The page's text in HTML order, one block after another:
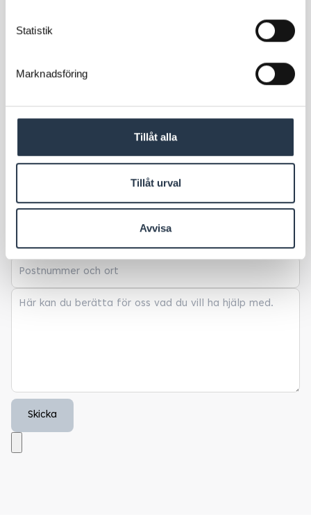
Statistik
Marknadsföring
Tillåt alla
Tillåt urval
Avvisa
Skicka en förfrågan till oss! Skriv vad du behöver
hjälp med, skicka med bilder eller filer om du vill.
integritetspolicy.